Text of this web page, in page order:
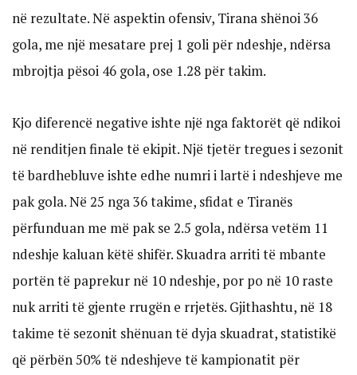
në rezultate. Në aspektin ofensiv, Tirana shënoi 36
gola, me një mesatare prej 1 goli për ndeshje, ndërsa
mbrojtja pësoi 46 gola, ose 1.28 për takim.
Kjo diferencë negative ishte një nga faktorët që ndikoi
në renditjen finale të ekipit. Një tjetër tregues i sezonit
të bardhebluve ishte edhe numri i lartë i ndeshjeve me
pak gola. Në 25 nga 36 takime, sfidat e Tiranës
përfunduan me më pak se 2.5 gola, ndërsa vetëm 11
ndeshje kaluan këtë shifër. Skuadra arriti të mbante
portën të paprekur në 10 ndeshje, por po në 10 raste
nuk arriti të gjente rrugën e rrjetës. Gjithashtu, në 18
takime të sezonit shënuan të dyja skuadrat, statistikë
që përbën 50% të ndeshjeve të kampionatit për